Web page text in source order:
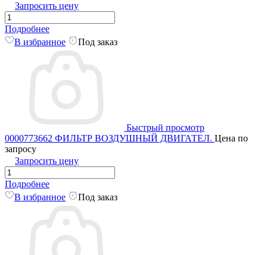
Запросить цену
Подробнее
В избранное
Под заказ
Быстрый просмотр
0000773662 ФИЛЬТР ВОЗДУШНЫЙ ДВИГАТЕЛ. Цена по
запросу
Запросить цену
Подробнее
В избранное
Под заказ